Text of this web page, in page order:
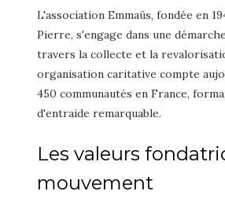
L'association Emmaüs, fondée en
Pierre, s'engage dans une
travers la collecte et la
organisation caritative compte
450 communautés en France,
d'entraide remarquable.
Les valeurs
mouvement